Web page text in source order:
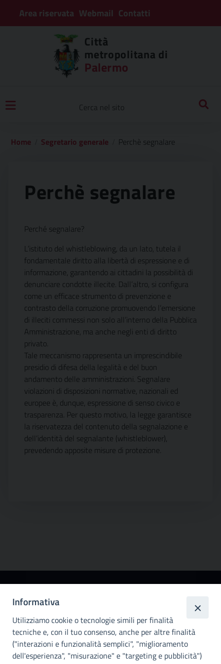
Area riservata Webmail Contatti
Città
metropolitana di
Palermo
Home Segretario generale Perchè segnalare
Perchè segnalare
Perché segnalare?
L’istituto del whistleblowing, da un lato, tutela il
fondamentale diritto alla libertà di espressione e di
informazione, garantendo ai cittadini la possibilità di
denunciare condotte illecite. Dall’altro, si configura
come un efficace strumento di prevenzione e
contrasto della corruzione promuovendo l’emersione
di illeciti commessi non solo all’interno della Pubblica
Amministrazione, ma anche negli enti di diritto
privato.
Tale meccanismo rappresenta un imprescindibile
presidio di difesa della legalità e del buon
andamento delle amministrazioni. Segnalare
violazioni di disposizioni normative, nazionali ed
europee è, dunque, espressione di senso civico e
trasparenza. Per questo motivo, la legge garantisce
la riservatezza del contenuto della segnalazione e
dell’identità del segnalante (whistleblower),
prevedendo apposite misure di protezione.
metropolitana di
Palermo
Info e contatti
Città Metropoliitana di Palermo
Informativa
Utilizziamo cookie o tecnologie simili per finalità
tecniche e, con il tuo consenso, anche per altre finalità
("interazioni e funzionalità semplici", "miglioramento
dell'esperienza", "misurazione" e "targeting e pubblicità")